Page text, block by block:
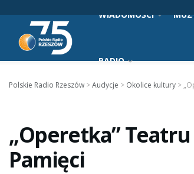
WIADOMOŚCI
RADIO
Polskie Radio Rzeszów >Audycje > Okolice kultury >
„Operetka”
Pamięci